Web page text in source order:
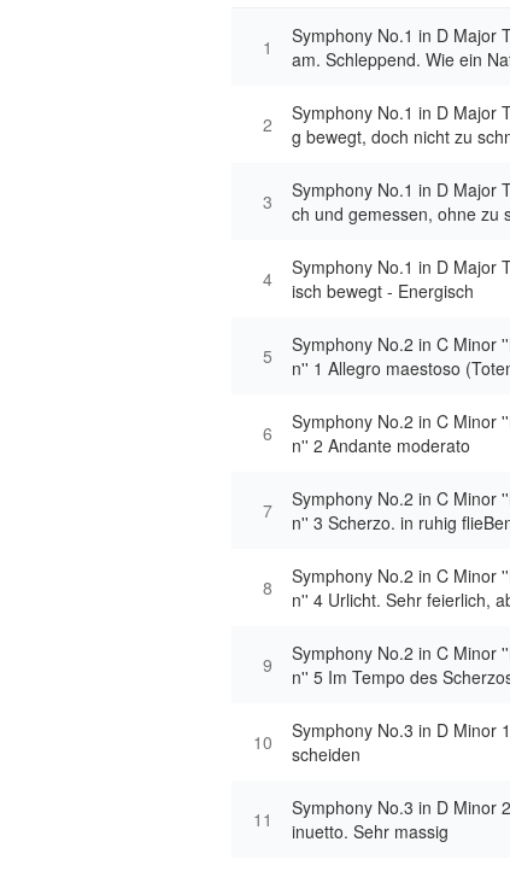
1
Symphony No.1 in D Major
am. Schleppend. Wie ein
2
Symphony No.1 in D Major
g bewegt, doch nicht zu
3
Symphony No.1 in D Major
ch und gemessen, ohne zu
4
Symphony No.1 in D Major
isch bewegt - Energisch
5
Symphony No.2 in C Minor
n'' 1 Allegro maestoso
6
Symphony No.2 in C Minor
n'' 2 Andante moderato
7
Symphony No.2 in C Minor
n'' 3 Scherzo. in ruhig
8
Symphony No.2 in C Minor
n'' 4 Urlicht. Sehr feierlich,
ORN
9
Symphony No.2 in C Minor
n'' 5 Im Tempo des
10
Symphony No.3 in D Minor
scheiden
11
Symphony No.3 in D Minor
inuetto. Sehr massig